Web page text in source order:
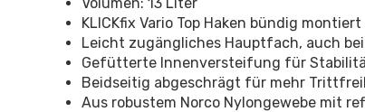
KLICKfix Vario Top Haken bündig
Leicht zugängliches Hauptfach, auch
Gefütterte Innenversteifung für
Beidseitig abgeschrägt für mehr
Aus robustem Norco Nylongewebe mit